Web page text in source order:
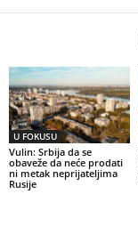
U FOKUSU
Vulin: Srbija da se
obaveže da neće prodati
ni metak neprijateljima
Rusije